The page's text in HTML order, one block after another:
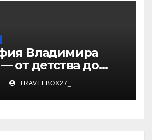
Владимира
от детства до
TRAVELBOX27_